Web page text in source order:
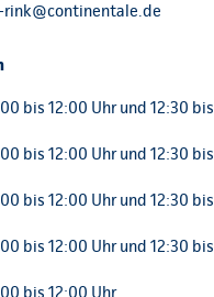
bis 12:00 Uhr und 12:30 bis
bis 12:00 Uhr und 12:30 bis
bis 12:00 Uhr und 12:30 bis
bis 12:00 Uhr und 12:30 bis
bis 12:00 Uhr